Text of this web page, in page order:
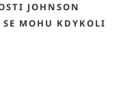
JOHNSON
MOHU KDYKOLI